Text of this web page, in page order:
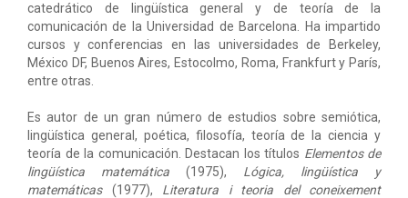
catedrático de lingüística general y de teoría de la
comunicación de la Universidad de Barcelona. Ha impartido
cursos y conferencias en las universidades de Berkeley,
México DF, Buenos Aires, Estocolmo, Roma, Frankfurt y París,
entre otras.
Es autor de un gran número de estudios sobre semiótica,
lingüística general, poética, filosofía, teoría de la ciencia y
teoría de la comunicación. Destacan los títulos Elementos de
lingüística matemática (1975), Lógica, lingüística y
matemáticas(1977), Literatura i teoria del coneixement